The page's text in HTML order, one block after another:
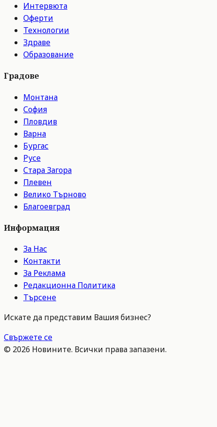
Интервюта
Оферти
Технологии
Здраве
Образование
Градове
Монтана
София
Пловдив
Варна
Бургас
Русе
Стара Загора
Плевен
Велико Търново
Благоевград
Информация
За Нас
Контакти
За Реклама
Редакционна Политика
Търсене
Искате да представим Вашия бизнес?
Свържете се
© 2026 Новините. Всички права запазени.